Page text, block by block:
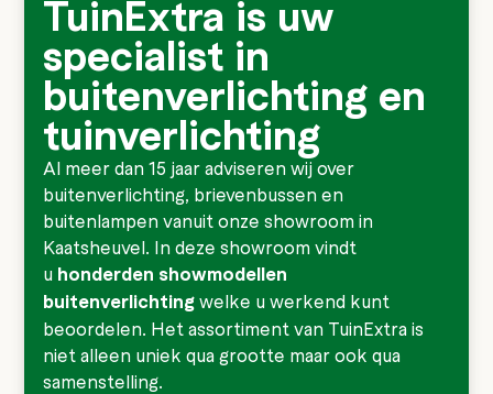
TuinExtra is uw
specialist in
buitenverlichting en
tuinverlichting
Al meer dan 15 jaar adviseren wij over
buitenverlichting, brievenbussen en
buitenlampen vanuit onze showroom in
Kaatsheuvel. In deze showroom vindt
u honderden showmodellen
buitenverlichtingwelke u werkend kunt
beoordelen. Het assortiment van TuinExtra is
niet alleen uniek qua grootte maar ook qua
samenstelling.